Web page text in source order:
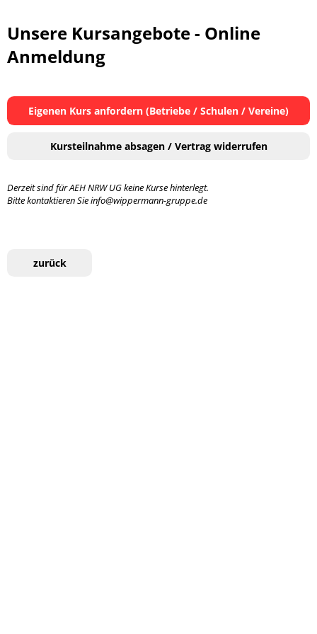
Unsere Kursangebote - Online
Anmeldung
Eigenen Kurs anfordern (Betriebe / Schulen / Vereine)
Kursteilnahme absagen / Vertrag widerrufen
Derzeit sind für AEH NRW UG keine Kurse hinterlegt.
Bitte kontaktieren Sie info@wippermann-gruppe.de
zurück